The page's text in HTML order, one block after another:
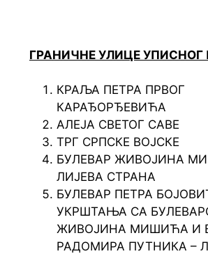
ГРАНИЧНЕ УЛИЦЕ УПИСНОГ
КРАЉА ПЕТРА ПРВОГ
КАРАЂОРЂЕВИЋА
АЛЕЈА СВЕТОГ САВЕ
ТРГ СРПСКЕ ВОЈСКЕ
БУЛЕВАР ЖИВОЈИНА
ЛИЈЕВА СТРАНА
БУЛЕВАР ПЕТРА
УКРШТАЊА СА
ЖИВОЈИНА МИШИЋА И
РАДОМИРА ПУТНИКА –